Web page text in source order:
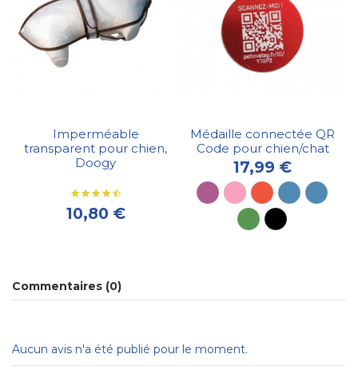
Imperméable
transparent pour chien,
Doogy
10,80 €
Médaille connectée QR
Code pour chien/chat
17,99 €
Commentaires (0)
Aucun avis n'a été publié pour le moment.